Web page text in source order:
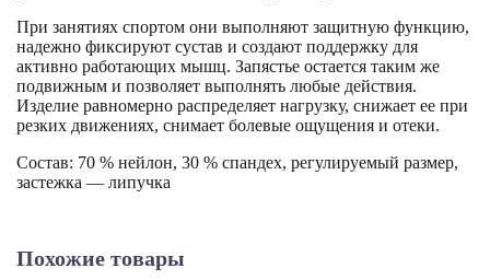
При занятиях спортом они выполняют защитную функцию,
надежно фиксируют сустав и создают поддержку для
активно работающих мышц. Запястье остается таким же
подвижным и позволяет выполнять любые действия.
Изделие равномерно распределяет нагрузку, снижает ее при
резких движениях, снимает болевые ощущения и отеки.
Состав: 70 % нейлон, 30 % спандех, регулируемый размер,
застежка — липучка
Похожие товары